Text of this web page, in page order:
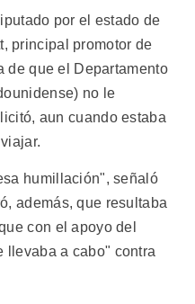
por el estado de
principal promotor de
de que el Departamento
no le
aun cuando estaba
humillación", señaló
además, que resultaba
con el apoyo del
llevaba a cabo" contra